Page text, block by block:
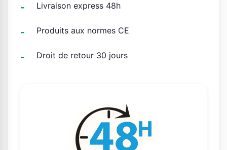
Livraison express 48h
Produits aux normes CE
Droit de retour 30 jours